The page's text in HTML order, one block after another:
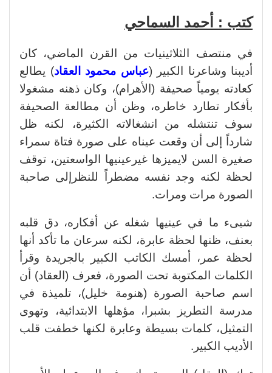
كتب : أحمد السماحي
في منتصف الثلاثينيات من القرن الماضي، كان
أديبنا وشاعرنا الكبير (عباس محمود العقاد) يطالع
كعادته يومياً صحيفة (الأهرام)، وكان ذهنه مشغولا
بأفكار تطارد خاطره، وظن أن مطالعة الصحيفة
سوف تنتشله من انشغالاته الكثيرة، لكنه ظل
شارداً إلى أن وقعت عيناه على صورة فتاة سمراء
صغيرة السن لايميزها غيرعينيها الواسعتين، توقف
لحظة لكنه وجد نفسه مضطراً للنظرإلى صاحبة
الصورة مرات ومرات.
شيىء ما في عينيها شغله عن أفكاره، دق قلبه
بعنف، ظنها لحظة عابرة، لكنه سرعان ما تأكد أنها
لحظة عمر، أمسك الكاتب الكبير بالجريدة وقرأ
الكلمات المكتوبة تحت الصورة، فعرف (العقاد) أن
اسم صاحبة الصورة (هنومة خليل)، تلميذة في
مدرسة التطريز بشبرا، مؤهلها الابتدائية، وتهوى
التمثيل، كلمات بسيطة وعابرة لكنها خطفت قلب
الأديب الكبير.